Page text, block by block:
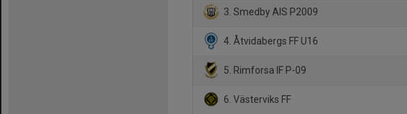
3. Smedby AIS P2009
4. Åtvidabergs FF U16
5. Rimforsa IF P-09
6. Västerviks FF